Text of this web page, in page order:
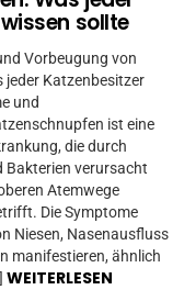
sollte
Vorbeugung von
jeder Katzenbesitzer
und
ist eine
die durch
Bakterien verursacht
Atemwege
Die Symptome
Niesen, Nasenausfluss
manifestieren, ähnlich
WEITERLESEN